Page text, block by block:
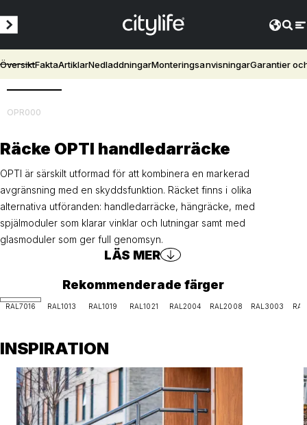
ÖversiktFaktaArtiklarNedladdningarMonteringsanvisningarGarantier
OPR000
Räcke OPTI handledarräcke
OPTI är särskilt utformad för att kombinera en markerad
avgränsning med en skyddsfunktion. Räcket finns i olika
alternativa utföranden: handledarräcke, hängräcke, med
spjälmoduler som klarar vinklar och lutningar samt med
glasmoduler som ger full genomsyn.
LÄS MER
Rekommenderade färger
RAL7016 RAL1013 RAL1019 RAL1021 RAL2004 RAL2008 RAL3003
INSPIRATION